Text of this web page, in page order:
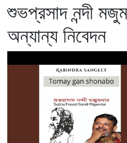
শুভপ্রসাদ নন্দী
অন্যান্য নিবেদন